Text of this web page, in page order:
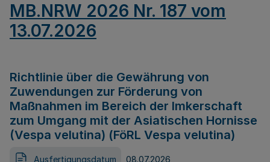
MB.NRW 2026 Nr. 187 vom
13.07.2026
Richtlinie über die Gewährung von
Zuwendungen zur Förderung von
Maßnahmen im Bereich der Imkerschaft
zum Umgang mit der Asiatischen Hornisse
(Vespa velutina) (FöRL Vespa velutina)
Ausfertigungsdatum 08.07.2026